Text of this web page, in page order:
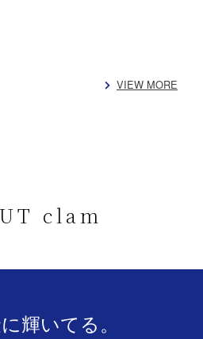
VIEW MORE
clam
輝いてる。